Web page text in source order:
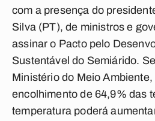
com a presença do
Silva (PT), de ministros e
assinar o Pacto pelo
Sustentável do Semiárido.
Ministério do Meio
encolhimento de 64,9% das
temperatura poderá